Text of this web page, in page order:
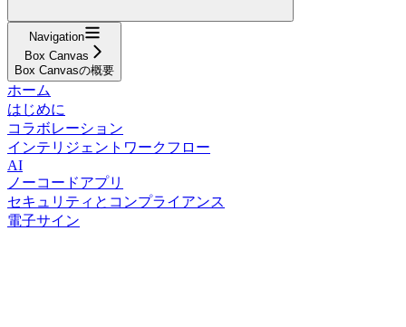
Navigation
Box Canvas
Box Canvasの概要
ホーム
はじめに
コラボレーション
インテリジェントワークフロー
AI
ノーコードアプリ
セキュリティとコンプライアンス
電子サイン